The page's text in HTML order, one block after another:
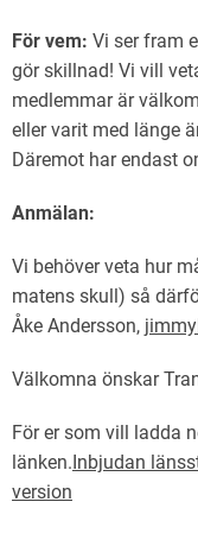
För vem: Vi ser fram
gör skillnad! Vi vill
medlemmar är
eller varit med länge
Däremot har endast
Anmälan:
Vi behöver veta hur
matens skull) så
Åke Andersson,
Välkomna önskar
För er som vill ladda
länken.Inbjudan
version